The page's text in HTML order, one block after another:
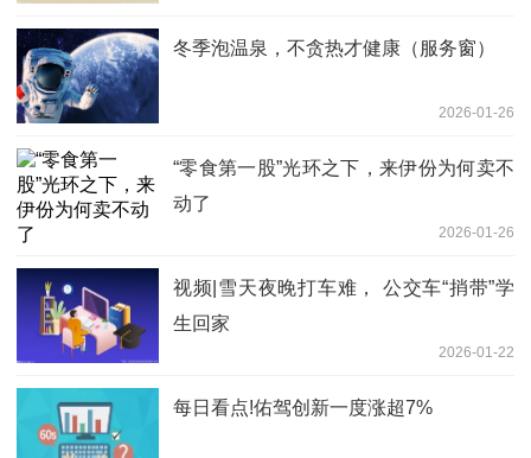
冬季泡温泉，不贪热才健康（服务窗）
2026-01-26
“零食第一股”光环之下，来伊份为何卖不
动了
2026-01-26
视频|雪天夜晚打车难， 公交车“捎带”学
生回家
2026-01-22
每日看点!佑驾创新一度涨超7%